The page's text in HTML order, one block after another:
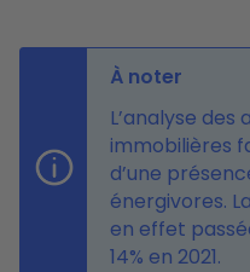
À noter
L’analyse des
immobilières
d’une
énergivores.
en effet
14% en 2021.